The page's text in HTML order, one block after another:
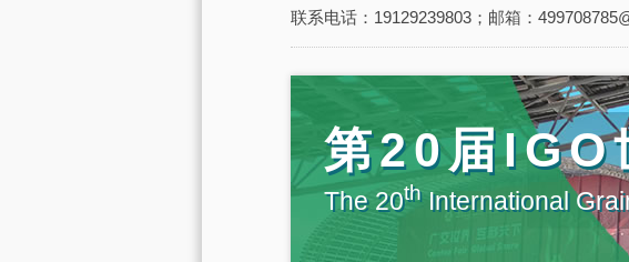
联系电话：19129239803；邮箱：
第20届IGO
The 20thInternational